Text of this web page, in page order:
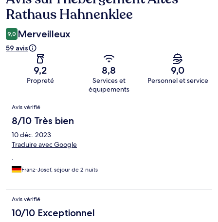
Rathaus Hahnenklee
9,0 Merveilleux
59 avis
9,2
Propreté
8,8
Services et
équipements
9,0
Personnel et service
Avis
Avis vérifié
8/10 Très bien
10 déc. 2023
Traduire avec Google
.
Franz-Josef, séjour de 2 nuits
Avis vérifié
10/10 Exceptionnel